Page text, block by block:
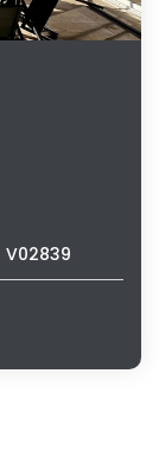
V02839